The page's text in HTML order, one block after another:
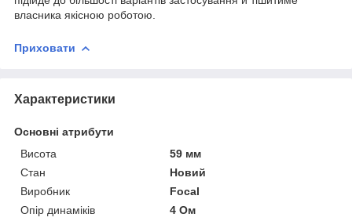
власника якісною роботою.
Приховати
Характеристики
Основні атрибути
Висота
59 мм
Стан
Новий
Виробник
Focal
Опір динаміків
4 Ом